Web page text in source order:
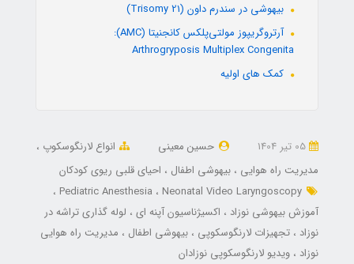
بیهوشی در سندرم داون (Trisomy 21)
آرتروگریپوز مولتی‌پلکس کانجنیتا (AMC):
Arthrogryposis Multiplex Congenita
کمک های اولیه
حسین معینی
انواع لارنگوسکوپ
مدیریت راه هوایی
بیهوشی اطفال
احیای قلبی ریوی کودکان
Pediatric Anesthesia
Neonatal Video Laryngoscopy
آموزش بیهوشی نوزاد
اکسیژناسیون آپنه ای
لوله گذاری تراشه در
نوزاد
تجهیزات لارنگوسکوپی بیهوشی اطفال
مدیریت راه هوایی
نوزاد
ویدیو لارنگوسکوپی نوزادان